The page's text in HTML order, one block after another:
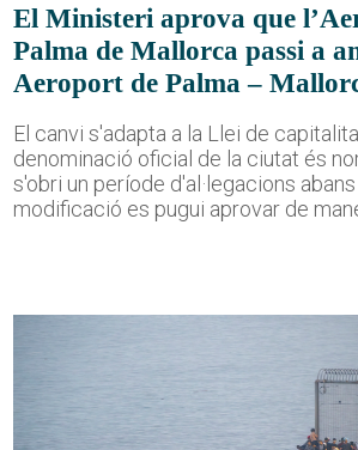
El Ministeri aprova que
Palma de Mallorca passi a
Aeroport de Palma –
El canvi s'adapta a la Llei de
denominació oficial de la ciutat és
s'obri un període d'al·legacions
modificació es pugui aprovar de